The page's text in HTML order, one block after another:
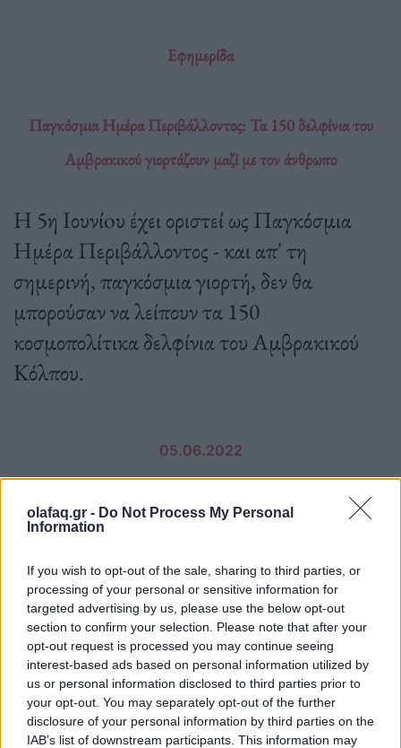
olafaq.gr - Do Not Process My Personal
Information
If you wish to opt-out of the sale, sharing to third parties, or
processing of your personal or sensitive information for
targeted advertising by us, please use the below opt-out
section to confirm your selection. Please note that after your
opt-out request is processed you may continue seeing
interest-based ads based on personal information utilized by
us or personal information disclosed to third parties prior to
your opt-out. You may separately opt-out of the further
disclosure of your personal information by third parties on the
IAB’s list of downstream participants. This information may
Εφημερίδα
Παγκόσμια Ημέρα Περιβάλλοντος: Τα 150 δελφίνια του
Αμβρακικού γιορτάζουν μαζί με τον άνθρωπο
Η 5η Ιουνίoυ έχει οριστεί ως Παγκόσμια
Ημέρα Περιβάλλοντος - και απ' τη
σημερινή, παγκόσμια γιορτή, δεν θα
μπορούσαν να λείπουν τα 150
κοσμοπολίτικα δελφίνια του Αμβρακικού
Κόλπου.
05.06.2022